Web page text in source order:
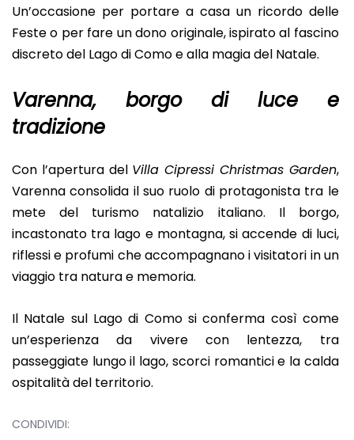
Un’occasione per portare a casa un ricordo delle
Feste o per fare un dono originale, ispirato al fascino
discreto del Lago di Como e alla magia del Natale.
Varenna, borgo di luce e
tradizione
Con l’apertura del Villa Cipressi Christmas Garden,
Varenna consolida il suo ruolo di protagonista tra le
mete del turismo natalizio italiano. Il borgo,
incastonato tra lago e montagna, si accende di luci,
riflessi e profumi che accompagnano i visitatori in un
viaggio tra natura e memoria.
Il Natale sul Lago di Como si conferma così come
un’esperienza da vivere con lentezza, tra
passeggiate lungo il lago, scorci romantici e la calda
ospitalità del territorio.
CONDIVIDI: